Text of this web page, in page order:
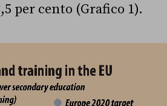
per cento (Grafico 1).